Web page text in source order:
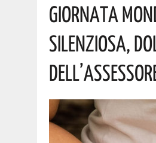
NOMINA AGENZIA
8 AGOSTO 2026 | BONUS CORSO DI
8 AGOSTO 2026 | BASILICATA: OLTRE 151
Giornata
Silenziosa,